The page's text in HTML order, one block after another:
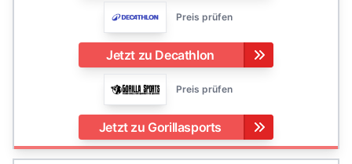
Preis prüfen
Jetzt zu Decathlon
Preis prüfen
Jetzt zu Gorillasports